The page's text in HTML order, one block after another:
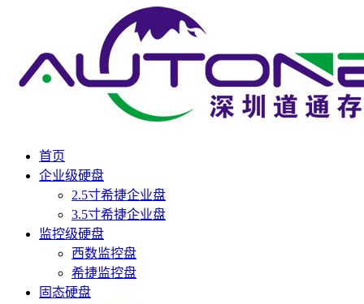
首页
企业级硬盘
2.5寸希捷企业盘
3.5寸希捷企业盘
监控级硬盘
西数监控盘
希捷监控盘
固态硬盘